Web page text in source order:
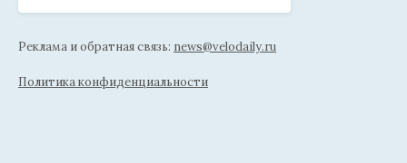
Реклама и обратная связь: news@velodaily.ru
Политика конфиденциальности